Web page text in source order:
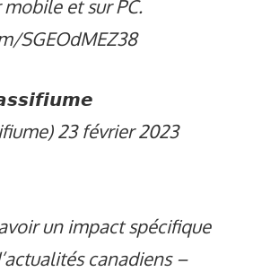
et sur PC.
SGEOdMEZ38
23 février 2023
un impact spécifique
canadiens –